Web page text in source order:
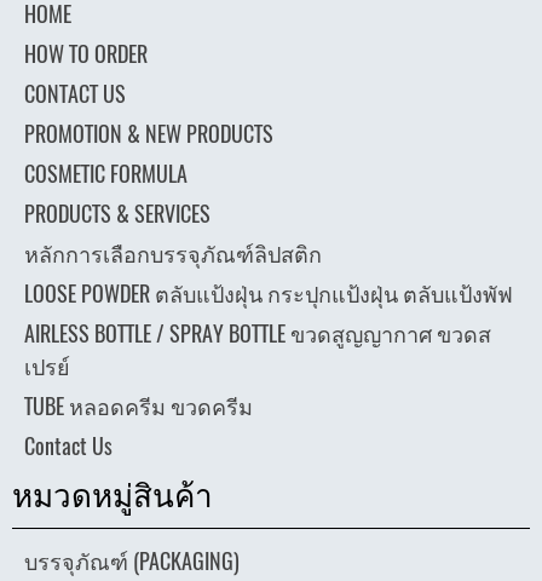
HOME
HOW TO ORDER
CONTACT US
PROMOTION & NEW PRODUCTS
COSMETIC FORMULA
PRODUCTS & SERVICES
หลักการเลือกบรรจุภัณฑ์ลิปสติก
LOOSE POWDER ตลับแป้งฝุ่น กระปุกแป้งฝุ่น ตลับแป้งพัฟ
AIRLESS BOTTLE / SPRAY BOTTLE ขวดสูญญากาศ ขวดส
เปรย์
TUBE หลอดครีม ขวดครีม
Contact Us
หมวดหมู่สินค้า
บรรจุภัณฑ์ (PACKAGING)